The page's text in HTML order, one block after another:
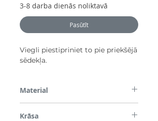
3-8 darba dienās noliktavā
Pasūtīt
Viegli piestipriniet to pie priekšējā
sēdekļa.
Material
Krāsa